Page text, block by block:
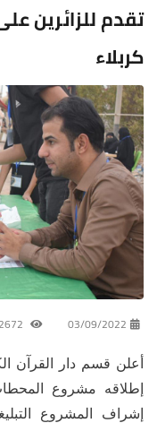
تقدم للزائرين
كربلاء
03/09/2022
أعلن قسم دار القرآن
إطلاقه مشروع
إشراف المشروع